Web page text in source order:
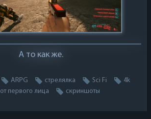
А то как же.
ARPG стрелялка Sci Fi
4k
от первого лица
скриншоты